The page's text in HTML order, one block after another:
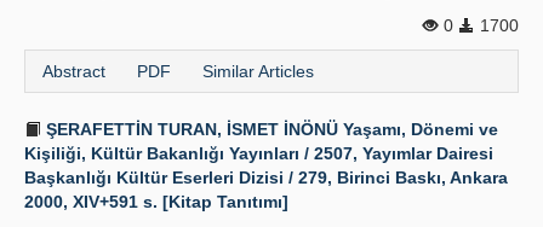
0
1700
Abstract PDF Similar Articles
ŞERAFETTİN TURAN, İSMET İNÖNÜ Yaşamı, Dönemi ve
Kişiliği, Kültür Bakanlığı Yayınları / 2507, Yayımlar Dairesi
Başkanlığı Kültür Eserleri Dizisi / 279, Birinci Baskı, Ankara
2000, XIV+591 s. [Kitap Tanıtımı]